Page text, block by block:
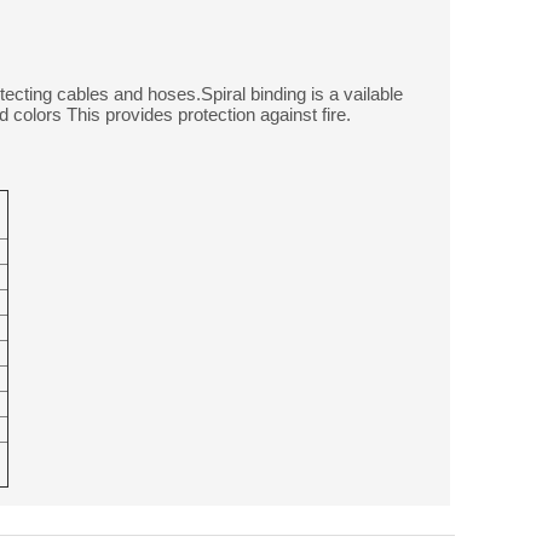
cables and hoses.Spiral binding is a vailable
colors This provides protection against fire.